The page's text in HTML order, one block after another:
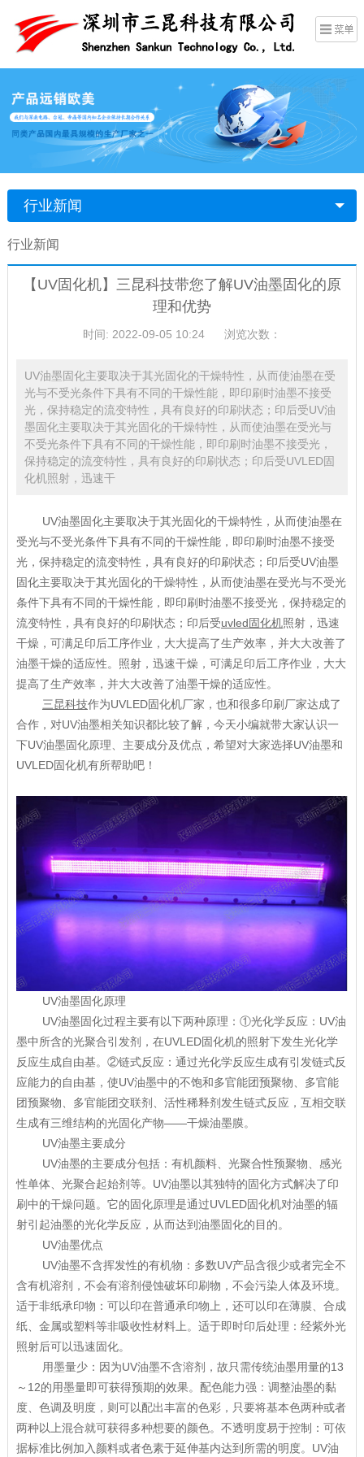
行业新闻
行业新闻
【UV固化机】三昆科技带您了解UV油墨固化的原
理和优势
时间: 2022-09-05 10:24 浏览次数：
UV油墨固化主要取决于其光固化的干燥特性，从而使油墨在受
光与不受光条件下具有不同的干燥性能，即印刷时油墨不接受
光，保持稳定的流变特性，具有良好的印刷状态；印后受UV油
墨固化主要取决于其光固化的干燥特性，从而使油墨在受光与
不受光条件下具有不同的干燥性能，即印刷时油墨不接受光，
保持稳定的流变特性，具有良好的印刷状态；印后受UVLED固
化机照射，迅速干
UV油墨固化主要取决于其光固化的干燥特性，从而使油墨在
受光与不受光条件下具有不同的干燥性能，即印刷时油墨不接受
光，保持稳定的流变特性，具有良好的印刷状态；印后受UV油墨
固化主要取决于其光固化的干燥特性，从而使油墨在受光与不受光
条件下具有不同的干燥性能，即印刷时油墨不接受光，保持稳定的
流变特性，具有良好的印刷状态；印后受uvled固化机照射，迅速
干燥，可满足印后工序作业，大大提高了生产效率，并大大改善了
油墨干燥的适应性。照射，迅速干燥，可满足印后工序作业，大大
提高了生产效率，并大大改善了油墨干燥的适应性。
三昆科技作为UVLED固化机厂家，也和很多印刷厂家达成了
合作，对UV油墨相关知识都比较了解，今天小编就带大家认识一
下UV油墨固化原理、主要成分及优点，希望对大家选择UV油墨和
UVLED固化机有所帮助吧！
UV油墨固化原理
UV油墨固化过程主要有以下两种原理：①光化学反应：UV油
墨中所含的光聚合引发剂，在UVLED固化机的照射下发生光化学
反应生成自由基。②链式反应：通过光化学反应生成有引发链式反
应能力的自由基，使UV油墨中的不饱和多官能团预聚物、多官能
团预聚物、多官能团交联剂、活性稀释剂发生链式反应，互相交联
生成有三维结构的光固化产物——干燥油墨膜。
UV油墨主要成分
UV油墨的主要成分包括：有机颜料、光聚合性预聚物、感光
性单体、光聚合起始剂等。UV油墨以其独特的固化方式解决了印
刷中的干燥问题。它的固化原理是通过UVLED固化机对油墨的辐
射引起油墨的光化学反应，从而达到油墨固化的目的。
UV油墨优点
UV油墨不含挥发性的有机物：多数UV产品含很少或者完全不
含有机溶剂，不会有溶剂侵蚀破坏印刷物，不会污染人体及环境。
适于非纸承印物：可以印在普通承印物上，还可以印在薄膜、合成
纸、金属或塑料等非吸收性材料上。适于即时印后处理：经紫外光
照射后可以迅速固化。
用墨量少：因为UV油墨不含溶剂，故只需传统油墨用量的13
～12的用墨量即可获得预期的效果。配色能力强：调整油墨的黏
度、色调及明度，则可以配出丰富的色彩，只要将基本色两种或者
两种以上混合就可获得多种想要的颜色。不透明度易于控制：可依
据标准比例加入颜料或者色素于延伸基内达到所需的明度。UV油